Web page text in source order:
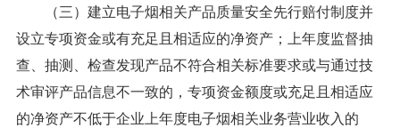
（三）建立电子烟相关产品质量安全先行赔付制度并
设立专项资金或有充足且相适应的净资产；上年度监督抽
查、抽测、检查发现产品不符合相关标准要求或与通过技
术审评产品信息不一致的，专项资金额度或充足且相适应
的净资产不低于企业上年度电子烟相关业务营业收入的